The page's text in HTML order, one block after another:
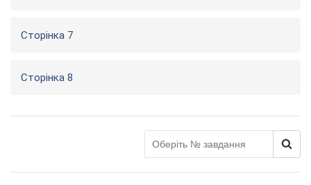
Сторінка 7
Сторінка 8